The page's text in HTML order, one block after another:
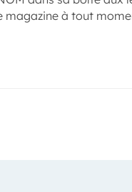
magazine à tout